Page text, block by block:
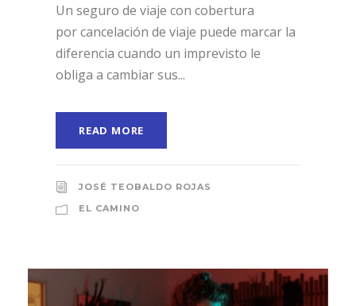
Un seguro de viaje con cobertura
por cancelación de viaje puede marcar la
diferencia cuando un imprevisto le
obliga a cambiar sus...
READ MORE
JOSÉ TEOBALDO ROJAS
EL CAMINO